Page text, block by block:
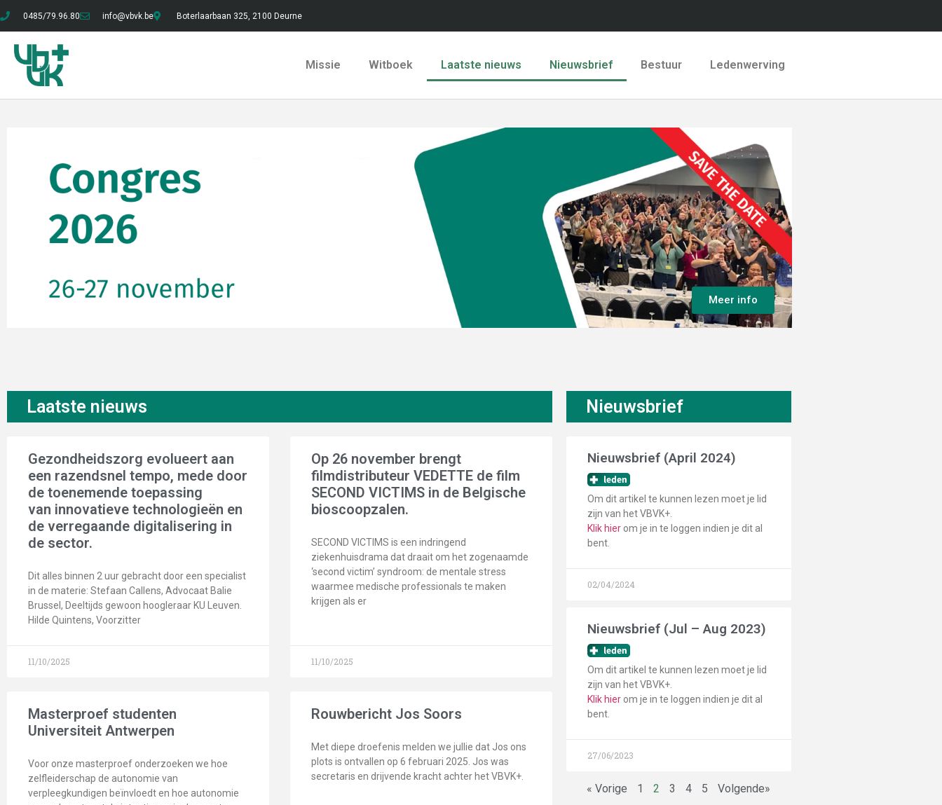
0485/79.96.80 info@vbvk.be Boterlaarbaan 325, 2100 Deurne
Missie Witboek Laatste nieuws Nieuwsbrief Bestuur Ledenwerving
Meer info
Laatste nieuws
Gezondheidszorg evolueert aan
een razendsnel tempo, mede door
de toenemende toepassing
van innovatieve technologieën en
de verregaande digitalisering in
de sector.
Dit alles binnen 2 uur gebracht door een specialist
in de materie: Stefaan Callens, Advocaat Balie
Brussel, Deeltijds gewoon hoogleraar KU Leuven.
Hilde Quintens, Voorzitter
11/10/2025
Op 26 november brengt
filmdistributeur VEDETTE de film
SECOND VICTIMS in de Belgische
bioscoopzalen.
SECOND VICTIMS is een indringend
ziekenhuisdrama dat draait om het zogenaamde
‘second victim’ syndroom: de mentale stress
waarmee medische professionals te maken
krijgen als er
11/10/2025
Masterproef studenten
Universiteit Antwerpen
Voor onze masterproef onderzoeken we hoe
zelfleiderschap de autonomie van
verpleegkundigen beïnvloedt en hoe autonomie
Rouwbericht Jos Soors
Met diepe droefenis melden we jullie dat Jos ons
plots is ontvallen op 6 februari 2025. Jos was
secretaris en drijvende kracht achter het VBVK+.
Nieuwsbrief
Nieuwsbrief (April 2024)
Om dit artikel te kunnen lezen moet je lid
zijn van het VBVK+.
Klik hier om je in te loggen indien je dit al
bent.
02/04/2024
Nieuwsbrief (Jul – Aug 2023)
Om dit artikel te kunnen lezen moet je lid
zijn van het VBVK+.
Klik hier om je in te loggen indien je dit al
bent.
27/06/2023
« Vorige 1 2 3 4 5 Volgende»